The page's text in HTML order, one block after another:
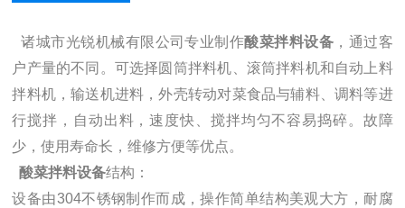
诸城市光锐机械有限公司专业制作酸菜拌料设备 ，通过客
户产量的不同。可选择圆筒拌料机、滚筒拌料机和自动上料
拌料机，输送机进料，外壳转动对菜食品与辅料、调料等进
行搅拌，自动出料，速度快、搅拌均匀不容易捣碎。故障
少，使用寿命长，维修方便等优点。
酸菜拌料设备结构：
设备由304不锈钢制作而成，操作简单结构美观大方，耐腐